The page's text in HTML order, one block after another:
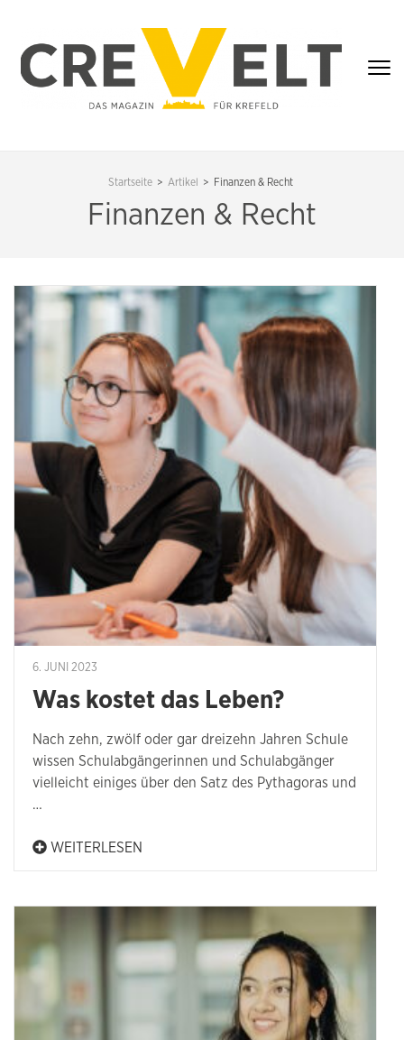
springen
(Enter
KREFELD
Startseite > Artikel > Finanzen & Recht
Finanzen & Recht
6. JUNI 2023
Was kostet das Leben?
Nach zehn, zwölf oder gar dreizehn Jahren Schule
wissen Schulabgängerinnen und Schulabgänger
vielleicht einiges über den Satz des Pythagoras und
…
WEITERLESEN